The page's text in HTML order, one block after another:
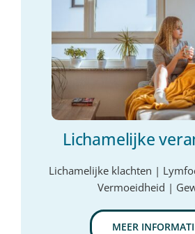
Lichamelijke
Lichamelijke klachten |
Vermoeidheid |
MEER